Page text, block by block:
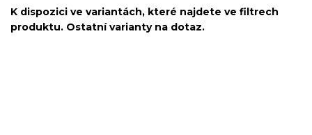
K dispozici ve variantách, které najdete ve filtrech
produktu. Ostatní varianty na dotaz.